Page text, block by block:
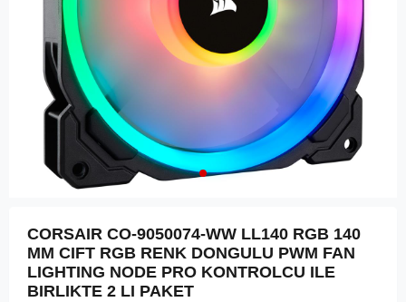
CORSAIR CO-9050074-WW LL140 RGB 140
MM CIFT RGB RENK DONGULU PWM FAN
LIGHTING NODE PRO KONTROLCU ILE
BIRLIKTE 2 LI PAKET